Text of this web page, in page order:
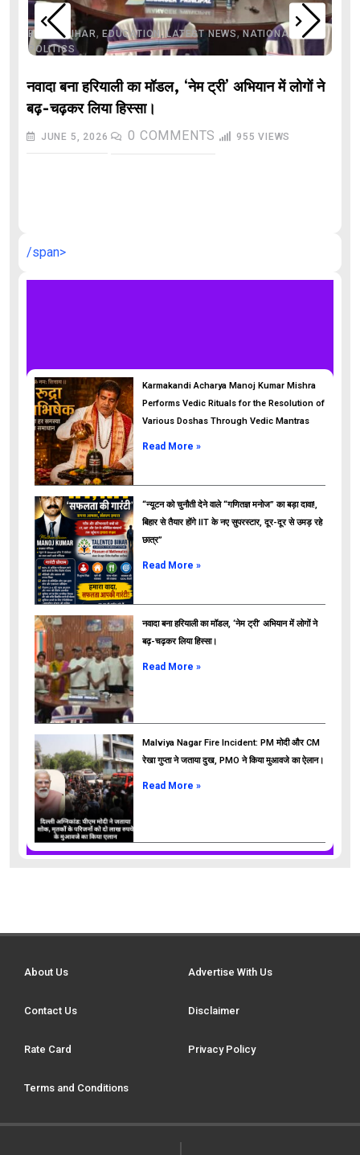
BIHAR,BIHAR, EDUCATION ,LATEST NEWS,NATIONAL
POLITICS
नवादा बना हरियाली का मॉडल, ‘नेम ट्री’ अभियान में लोगों ने
बढ़-चढ़कर लिया हिस्सा।
JUNE 5, 2026 0 COMMENTS 955 VIEWS
/span>
ads
Karmakandi Acharya Manoj Kumar Mishra
Performs Vedic Rituals for the Resolution of
Various Doshas Through Vedic Mantras
Read More »
“न्यूटन को चुनौती देने वाले “गणितज्ञ मनोज” का बड़ा दावा!,
बिहार से तैयार होंगे IIT के नए सुपरस्टार, दूर-दूर से उमड़ रहे
छात्र”
Read More »
नवादा बना हरियाली का मॉडल, ‘नेम ट्री’ अभियान में लोगों ने
बढ़-चढ़कर लिया हिस्सा।
Read More »
Malviya Nagar Fire Incident: PM मोदी और CM
रेखा गुप्ता ने जताया दुख, PMO ने किया मुआवजे का ऐलान।
Read More »
About Us Advertise With Us
Contact Us Disclaimer
Rate Card Privacy Policy
Terms and Conditions